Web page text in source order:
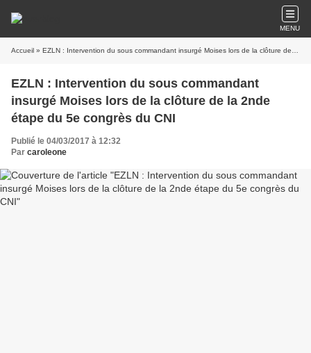
MENU
Accueil » EZLN : Intervention du sous commandant insurgé Moises lors de la clôture de la 2nde étape du 5e congrès du CNI
EZLN : Intervention du sous commandant
insurgé Moises lors de la clôture de la 2nde
étape du 5e congrès du CNI
Publié le 04/03/2017 à 12:32
Par caroleone